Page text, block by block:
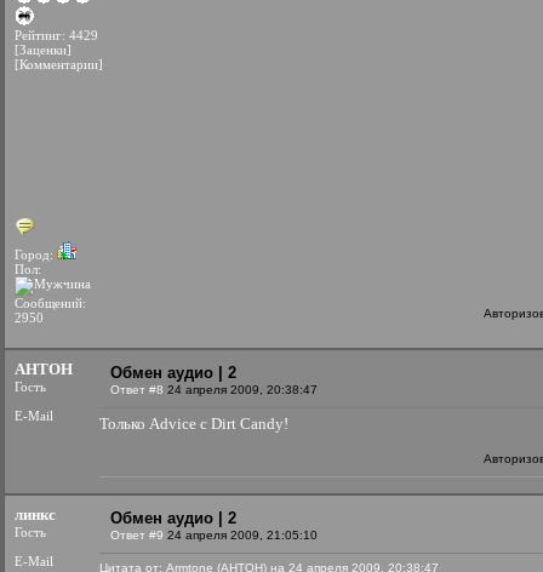
Рейтинг: 4429
[Заценки]
[Комментарии]
Город:
Пол:
Сообщений:
2950
AHTOH
Гость
E-Mail
Обмен аудио | 2
Ответ #8 24 апреля 2009, 20:38:47
Только Advice с Dirt Candy!
линкс
Гость
E-Mail
Обмен аудио | 2
Ответ #9 24 апреля 2009, 21:05:10
Цитата от: Armtone (AHTOH) на 24 апреля 2009, 20:38:47